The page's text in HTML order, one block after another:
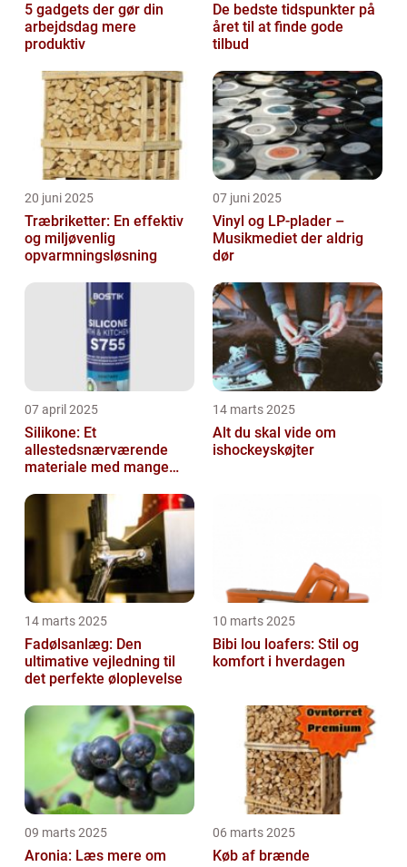
5 gadgets der gør din
arbejdsdag mere
produktiv
De bedste tidspunkter på
året til at finde gode
tilbud
20 juni 2025
Træbriketter: En effektiv
og miljøvenlig
opvarmningsløsning
07 juni 2025
Vinyl og LP-plader –
Musikmediet der aldrig
dør
07 april 2025
Silikone: Et
allestedsnærværende
materiale med mange
14 marts 2025
Alt du skal vide om
ishockeyskøjter
14 marts 2025
Fadølsanlæg: Den
ultimative vejledning til
det perfekte øloplevelse
10 marts 2025
Bibi lou loafers: Stil og
komfort i hverdagen
09 marts 2025
Aronia: Læs mere om
06 marts 2025
Køb af brænde